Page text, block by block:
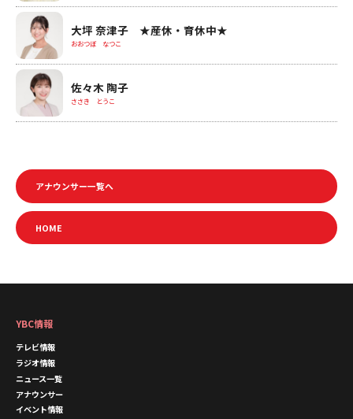
大坪 奈津子 ★産休・育休中★
おおつぼ なつこ
佐々木 陶子
ささき とうこ
アナウンサー一覧へ
HOME
YBC情報
テレビ情報
ラジオ情報
ニュース一覧
アナウンサー
イベント情報